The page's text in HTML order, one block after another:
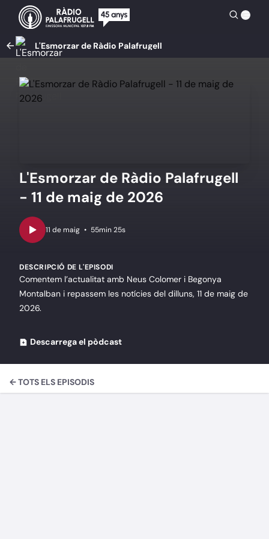
L'Esmorzar de Ràdio Palafrugell
L'Esmorzar de Ràdio Palafrugell
- 11 de maig de 2026
• 55min 25s
DESCRIPCIÓ DE L'EPISODI
Comentem l’actualitat amb Neus Colomer i Begonya
Montalban i repassem les notícies del dilluns, 11 de maig de
2026.
Descarrega el pòdcast
← TOTS ELS EPISODIS